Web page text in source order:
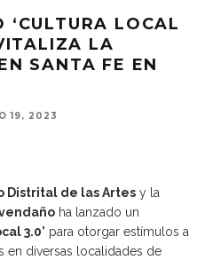
‘CULTURA LOCAL
LA
SANTA FE EN
19, 2023
Distrital de las Artes y la
ha lanzado un
3.0’ para otorgar estímulos a
en diversas localidades de